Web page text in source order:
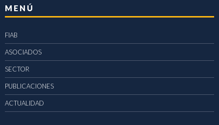
MENÚ
FIAB
ASOCIADOS
SECTOR
PUBLICACIONES
ACTUALIDAD